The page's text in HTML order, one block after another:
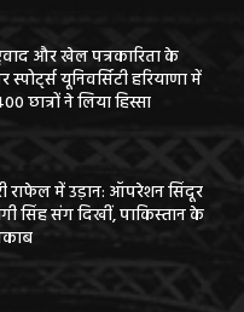
और खेल पत्रकारिता के
यूनिवर्सिटी हरियाणा में
छात्रों ने लिया हिस्सा
राफेल में उड़ान: ऑपरेशन सिंदूर
सिंह संग दिखीं, पाकिस्तान के